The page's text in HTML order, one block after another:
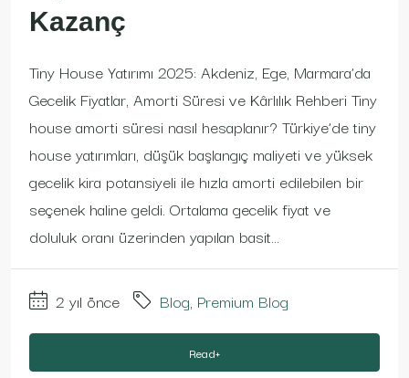
Kazanç
Tiny House Yatırımı 2025: Akdeniz, Ege, Marmara’da
Gecelik Fiyatlar, Amorti Süresi ve Kârlılık Rehberi Tiny
house amorti süresi nasıl hesaplanır? Türkiye’de tiny
house yatırımları, düşük başlangıç maliyeti ve yüksek
gecelik kira potansiyeli ile hızla amorti edilebilen bir
seçenek haline geldi. Ortalama gecelik fiyat ve
doluluk oranı üzerinden yapılan basit...
2 yıl önce Blog, Premium Blog
Read+